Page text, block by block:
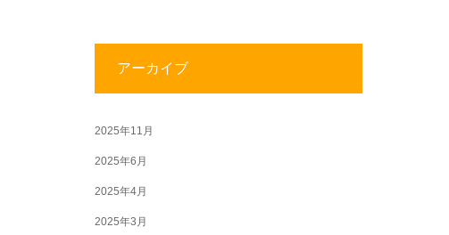
アーカイブ
2025年11月
2025年6月
2025年4月
2025年3月